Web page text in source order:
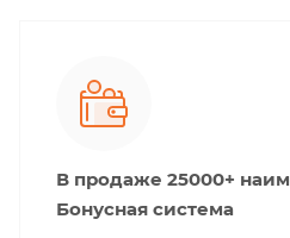
В продаже 25000+
Бонусная система